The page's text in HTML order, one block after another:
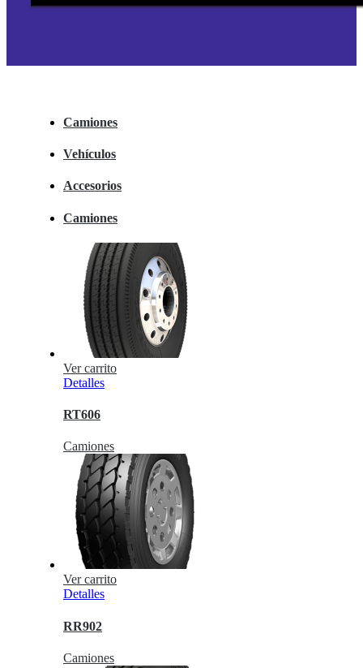
Camiones
Vehículos
Accesorios
Camiones
Ver carrito
Detalles
RT606
Camiones
Ver carrito
Detalles
RR902
Camiones